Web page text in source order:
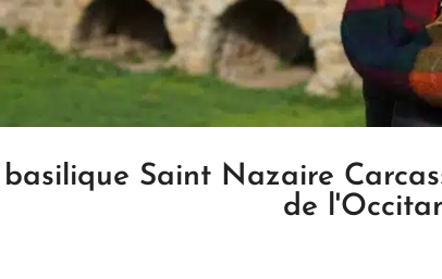
basilique Saint Nazaire
de